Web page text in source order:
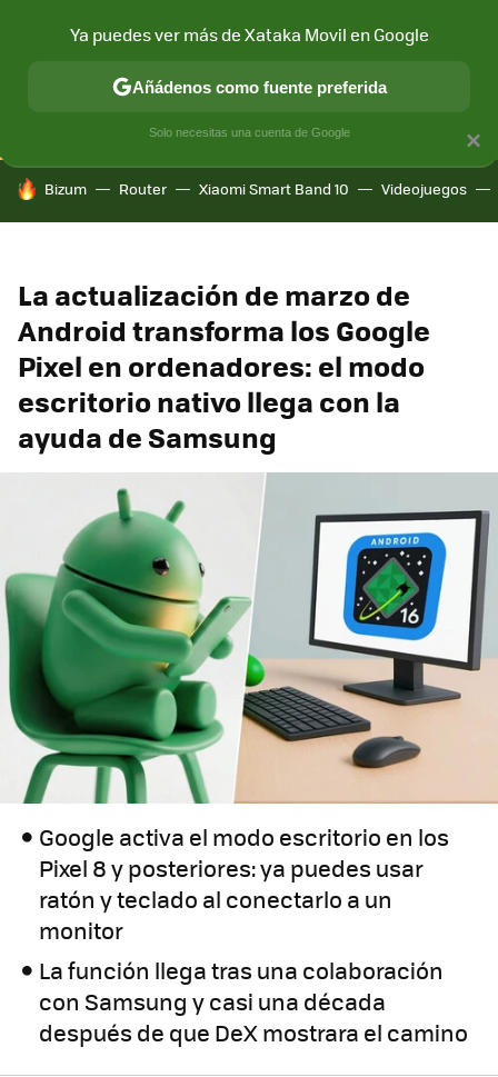
CONECTIVIDAD MÓVIL Y SOCIEDAD APLICACIONES
HOY SE HABLA DE
Bizum Router Xiaomi Smart Band 10 Videojuegos
La actualización de marzo de
Android transforma los Google
Pixel en ordenadores: el modo
escritorio nativo llega con la
ayuda de Samsung
Google activa el modo escritorio en los
Pixel 8 y posteriores: ya puedes usar
ratón y teclado al conectarlo a un
monitor
La función llega tras una colaboración
con Samsung y casi una década
después de que DeX mostrara el camino
×
Ya puedes ver más de Xataka Movil en Google
Añádenos como fuente preferida
Solo necesitas una cuenta de Google